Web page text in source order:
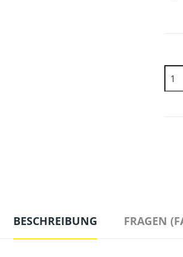
BESCHREIBUNG FRAGEN